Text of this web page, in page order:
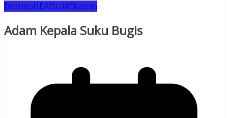
BorneoHEADLINEKaltim
Adam Kepala Suku Bugis